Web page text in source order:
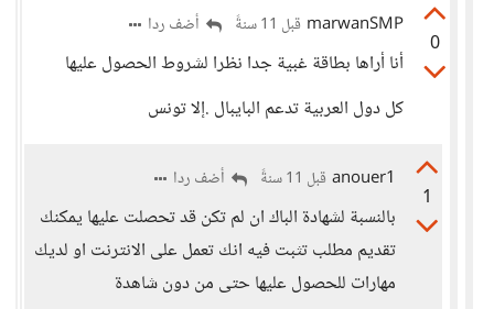
0
marwanSMP قبل 11 سنةً أضف ردا
أنا أراها بطاقة غبية جدا نظرا لشروط الحصول عليها
كل دول العربية تدعم البايبال .إلا تونس
1
anouer1 قبل 11 سنةً أضف ردا
بالنسبة لشهادة الباك ان لم تكن قد تحصلت عليها يمكنك
تقديم مطلب تثبت فيه انك تعمل على الانترنت او لديك
مهارات للحصول عليها حتى من دون شاهدة